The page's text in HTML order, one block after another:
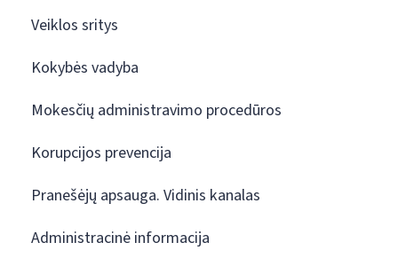
Veiklos sritys
Kokybės vadyba
Mokesčių administravimo procedūros
Korupcijos prevencija
Pranešėjų apsauga. Vidinis kanalas
Administracinė informacija